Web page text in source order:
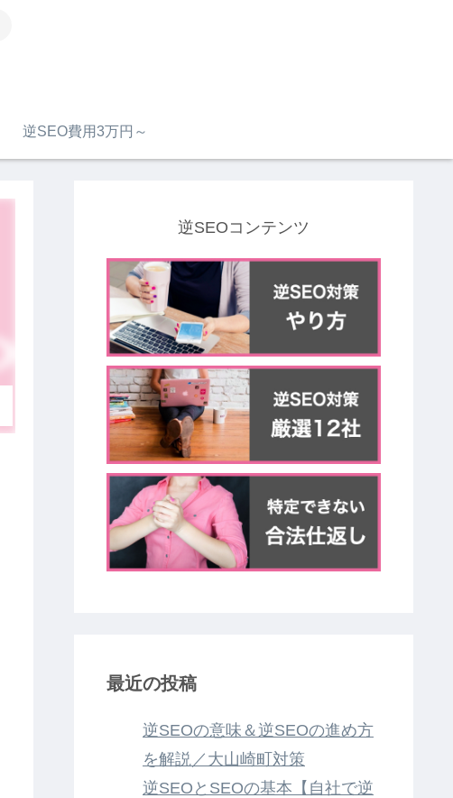
逆SEO費用3万円～
逆SEOコンテンツ
最近の投稿
逆SEOの意味＆逆SEOの進め方
を解説／大山崎町対策
逆SEOとSEOの基本【自社で逆